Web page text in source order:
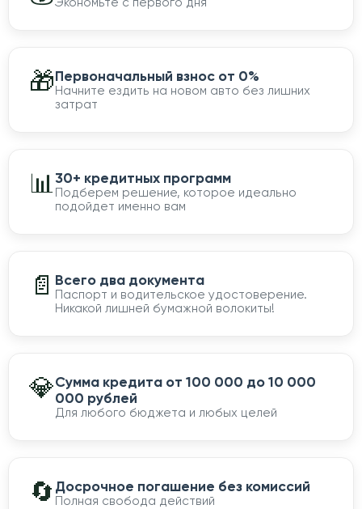
🎁Первоначальный взнос от 0%
Начните ездить на новом авто без лишних
затрат
📊30+ кредитных программ
Подберем решение, которое идеально
подойдет именно вам
📄 Всего два документа
Паспорт и водительское удостоверение.
Никакой лишней бумажной волокиты!
💎Сумма кредита от 100 000 до 10 000
000 рублей
Для любого бюджета и любых целей
🔄 Досрочное погашение без комиссий
Полная свобода действий